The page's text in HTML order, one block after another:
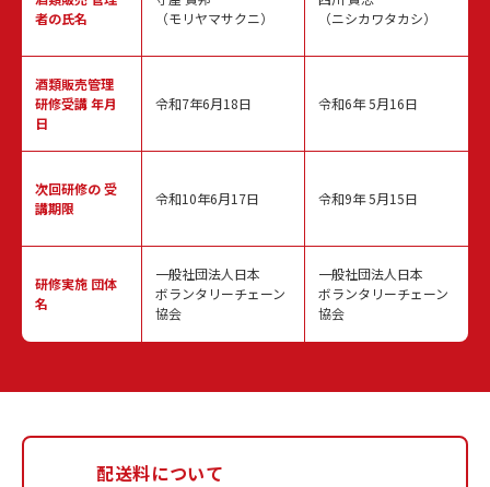
者の氏名
酒類販売管理
研修受講 年月
日
次回研修の受
講期限
研修実施 団体
名
（モリヤマサクニ）
令和7年6月18日
令和10年6月17日
一般社団法人日本
ボランタリーチェーン
協会
（ニシカワタカシ）
令和6年 5月16日
令和9年 5月15日
一般社団法人日本
ボランタリーチェーン
協会
配送料について